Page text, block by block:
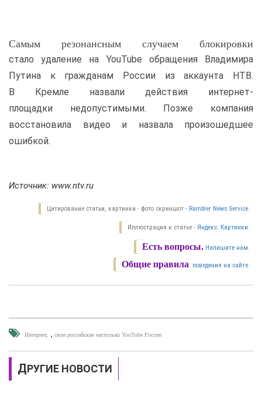
Самым резонансным случаем блокировки
стало удаление на YouTube обращения Владимира
Путина к гражданам России из аккаунта НТВ.
В Кремле назвали действия интернет-
площадки недопустимыми. Позже компания
восстановила видео и назвала произошедшее
ошибкой.
Источник: www.ntv.ru
Цитирование статьи, картинки - фото скриншот - Rambler News Service.
Иллюстрация к статье - Яндекс. Картинки.
Есть вопросы. Напишите нам.
Общие правила поведения на сайте.
Интернет , свои российские настолько YouTube России
ДРУГИЕ НОВОСТИ